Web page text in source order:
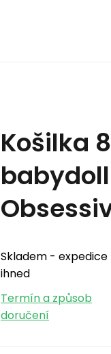
Košilka
Skladem - expedice
ihned
Termín a způsob
doručení